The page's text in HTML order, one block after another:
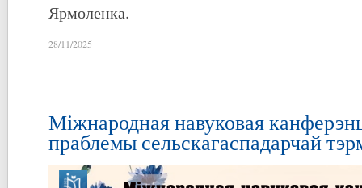
Ярмоленка.
28/11/2025
Міжнародная навуковая
праблемы сельскагаспадарчай